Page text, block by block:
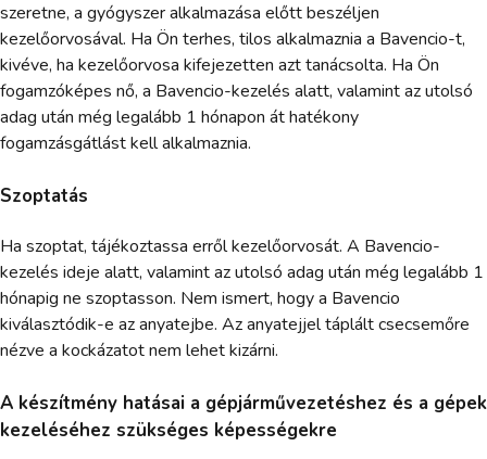
szeretne, a gyógyszer alkalmazása előtt beszéljen
kezelőorvosával. Ha Ön terhes, tilos alkalmaznia a Bavencio-t,
kivéve, ha kezelőorvosa kifejezetten azt tanácsolta. Ha Ön
fogamzóképes nő, a Bavencio-kezelés alatt, valamint az utolsó
adag után még legalább 1 hónapon át hatékony
fogamzásgátlást kell alkalmaznia.
Szoptatás
Ha szoptat, tájékoztassa erről kezelőorvosát. A Bavencio-
kezelés ideje alatt, valamint az utolsó adag után még legalább 1
hónapig ne szoptasson. Nem ismert, hogy a Bavencio
kiválasztódik-e az anyatejbe. Az anyatejjel táplált csecsemőre
nézve a kockázatot nem lehet kizárni.
A készítmény hatásai a gépjárművezetéshez és a gépek
kezeléséhez szükséges képességekre